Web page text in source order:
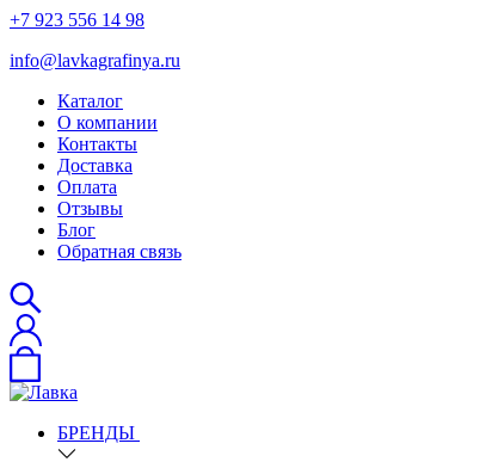
+7 923 556 14 98
info@lavkagrafinya.ru
Каталог
О компании
Контакты
Доставка
Оплата
Отзывы
Блог
Обратная связь
БРЕНДЫ